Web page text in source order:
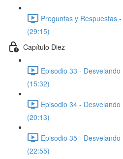
Preguntas y Respuestas
(29:15)
Capítulo Diez
Episodio 33 -
(15:32)
Episodio 34 -
(20:13)
Episodio 35 -
(22:55)